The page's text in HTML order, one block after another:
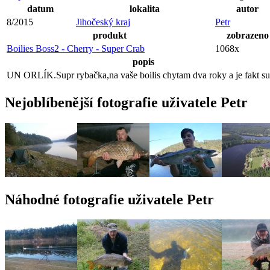
datum
lokalita
autor
8/2015
Jihočeský kraj
Petr
produkt
zobrazeno
Boilies Boss2 - Cherry - Super Crab
1068x
popis
UN ORLÍK.Supr rybačka,na vaše boilis chytam dva roky a je fakt
Nejoblíbenější fotografie uživatele Petr
Náhodné fotografie uživatele Petr